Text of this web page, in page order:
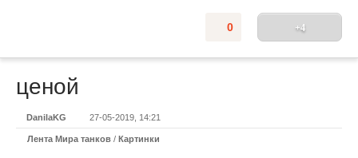
+4
0
ценой
DanilaKG 27-05-2019, 14:21
Лента Мира танков / Картинки